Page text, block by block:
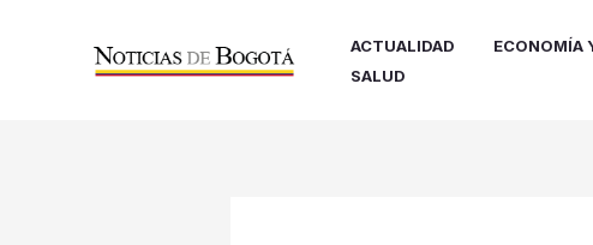
ACTUALIDAD ECONOMÍA
SALUD